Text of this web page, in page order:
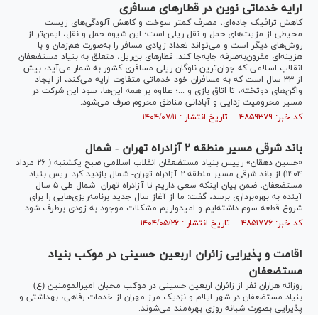
ارایه خدماتی نوین در قطارهای مسافری
کاهش ترافیک جاده‌ای، مصرف کمتر سوخت و کاهش آلودگی‌های زیست
محیطی از مزیت‌های حمل و نقل ریلی است؛ این شیوه حمل و نقل، ایمن‌تر از
روش‌های دیگر است و می‌تواند تعداد زیادی مسافر را به‌صورت هم‌زمان و با
هزینه‌ای مقرون‌به‌صرفه جابه‌جا کند. قطار‌های بن‌ریل، متعلق به بنیاد مستضعفان
انقلاب اسلامی که جوان‌ترین ناوگان ریلی مسافری کشور به شمار می‌آید، بیش
از ۳۳ سال است که به مسافران خود خدماتی متفاوت ارایه می‌کند، از ایجاد
واگن‌های دوتخته، تا اتاق بازی و ...؛ علاوه بر همه این‌ها، سود این شرکت در
مسیر محرومیت زدایی و آبادانی مناطق محروم صرف می‌شود.
کد خبر: ۴۸۵۹۳۷۹ تاریخ انتشار : ۱۴۰۴/۰۷/۱۱
باند شرقی مسیر منطقه ۲ آزادراه تهران - شمال
«حسین دهقان» رییس بنیاد مستضعفان انقلاب اسلامی صبح یکشنبه ( ۲۶ مرداد
۱۴۰۴) از باند شرقی مسیر منطقه ۲ آزادراه تهران- شمال بازدید کرد. ریس بنیاد
مستضعفان، ضمن بیان اینکه سعی داریم تا آزاد‌راه تهران- شمال طی ۵ سال
آینده به بهره‌برداری برسد، گفت: ما از آغاز سال جدید برنامه‌ریزی‌هایی را برای
شروع قطعه سوم داشته‌ایم و امیدواریم مشکلات موجود به زودی برطرف شود.
کد خبر: ۴۸۵۱۷۷۶ تاریخ انتشار : ۱۴۰۴/۰۵/۲۶
اقامت و پذیرایی زائران اربعین حسینی در موکب بنیاد
مستضعفان
روزانه هزاران نفر از زائران اربعین حسینی در موکب محبان امیرالمومنین (ع)
بنیاد مستضعفان در شهر ایلام و نزدیک مرز مهران از خدمات رفاهی، بهداشتی و
پذیرایی بصورت شبانه روزی بهره‌مند می‌شوند.